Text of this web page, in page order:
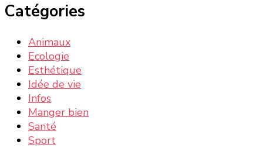
Catégories
Animaux
Ecologie
Esthétique
Idée de vie
Infos
Manger bien
Santé
Sport